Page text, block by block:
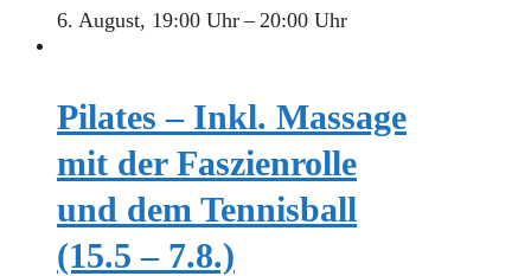
6. August, 19:00 Uhr– 20:00 Uhr
Pilates – Inkl. Massage
mit der Faszienrolle
und dem Tennisball
(15.5 – 7.8.)